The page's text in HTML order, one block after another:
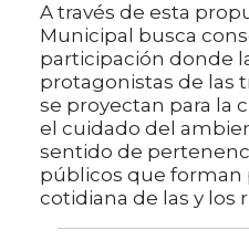
A través de esta
Municipal busca
participación donde
protagonistas de las
se proyectan para la
el cuidado del
sentido de
públicos que forman
cotidiana de las y los